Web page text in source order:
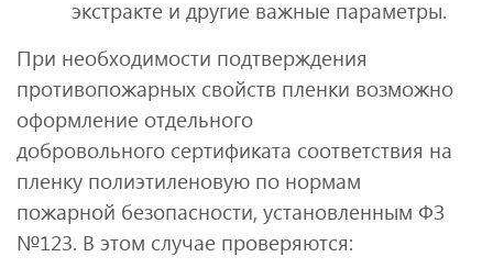
экстракте и другие важные параметры.
При необходимости подтверждения
противопожарных свойств пленки возможно
оформление отдельного
добровольного сертификата соответствия на
пленку полиэтиленовую по нормам
пожарной безопасности, установленным ФЗ
№123. В этом случае проверяются: